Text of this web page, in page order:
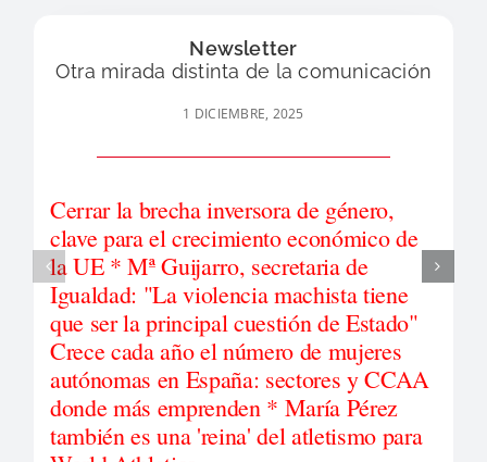
Newsletter
Otra mirada distinta de la comunicación
1 DICIEMBRE, 2025
Cerrar la brecha inversora de género,
clave para el crecimiento económico de
la UE * Mª Guijarro, secretaria de
Igualdad: "La violencia machista tiene
que ser la principal cuestión de Estado"
Crece cada año el número de mujeres
autónomas en España: sectores y CCAA
donde más emprenden * María Pérez
también es una 'reina' del atletismo para